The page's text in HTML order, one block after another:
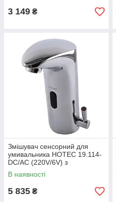
3 149 ₴
Змішувач сенсорний для
умивальника HOTEC 19.114-
DC/AC (220V/6V) з
трансформатором,латунний
Hot/Cold
В наявності
5 835 ₴